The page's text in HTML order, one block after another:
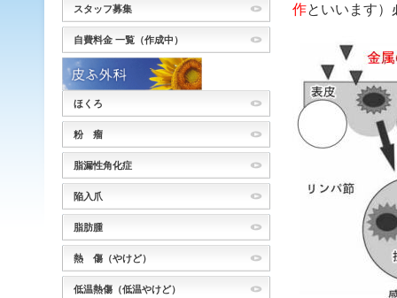
作といいます
スタッフ募集
自費料金 一覧（作成中）
ほくろ
粉 瘤
脂漏性角化症
陥入爪
脂肪腫
熱 傷（やけど）
低温熱傷（低温やけど）